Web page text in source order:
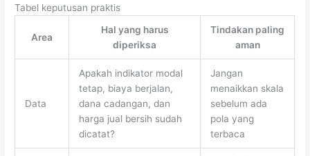
Tabel keputusan praktis
Area
Hal yang harus
diperiksa
Tindakan paling
aman
Data
Apakah indikator modal
tetap, biaya berjalan,
dana cadangan, dan
harga jual bersih sudah
dicatat?
Jangan
menaikkan skala
sebelum ada
pola yang
terbaca